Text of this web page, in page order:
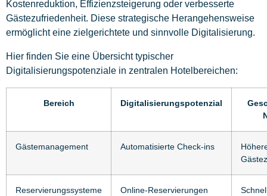
Kostenreduktion, Effizienzsteigerung oder verbesserte
Gästezufriedenheit. Diese strategische Herangehensweise
ermöglicht eine zielgerichtete und sinnvolle Digitalisierung.
Hier finden Sie eine Übersicht typischer
Digitalisierungspotenziale in zentralen Hotelbereichen:
Bereich Digitalisierungspotenzial
Gästemanagement Automatisierte Check-ins
Reservierungssysteme Online-Reservierungen